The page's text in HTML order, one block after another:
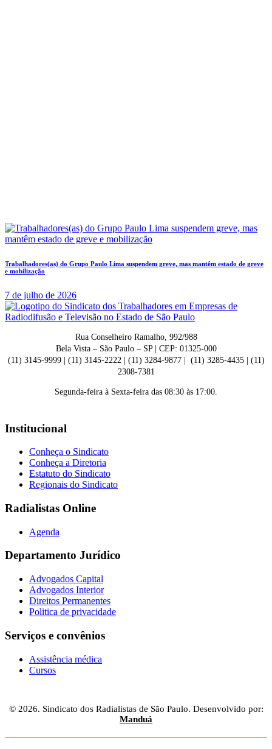
Trabalhadores(as) do Grupo Paulo Lima suspendem greve, mas mantêm estado de greve
e mobilização
7 de julho de 2026
Rua Conselheiro Ramalho, 992/988
Bela Vista – São Paulo – SP | CEP: 01325-000
(11) 3145-9999 | (11) 3145-2222 | (11) 3284-9877 | (11) 3285-4435 | (11)
2308-7381
Segunda-feira à Sexta-feira das 08:30 às 17:00.
Institucional
Conheça o Sindicato
Conheça a Diretoria
Estatuto do Sindicato
Regionais do Sindicato
Radialistas Online
Agenda
Departamento Jurídico
Advogados Capital
Advogados Interior
Direitos Permanentes
Politica de privacidade
Serviços e convênios
Assistência médica
Cursos
© 2026. Sindicato dos Radialistas de São Paulo. Desenvolvido por:
Manduá